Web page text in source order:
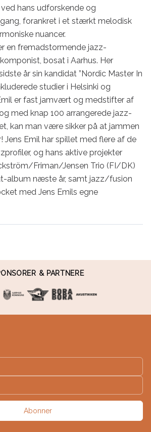
hans udforskende og
forankret i et stærkt melodisk
nuancer.
en fremadstormende jazz-
bosat i Aarhus. Her
år sin kandidat ”Nordic Master In
studier i Helsinki og
er fast jamvært og medstifter af
med knap 100 arrangerede jazz-
kan man være sikker på at jammen
Jens Emil har spillet med flere af de
og hans aktive projekter
Friman/Jensen Trio (FI/DK)
album næste år, samt jazz/fusion
med Jens Emils egne
& PARTNERE
Abonner